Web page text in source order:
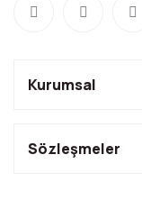
Kurumsal
Sözleşmeler